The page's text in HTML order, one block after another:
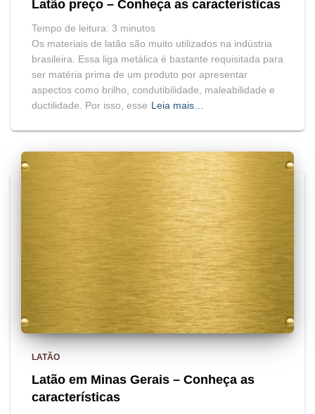
Latão preço – Conheça as características
Tempo de leitura: 3 minutos
Os materiais de latão são muito utilizados na indústria
brasileira. Essa liga metálica é bastante requisitada para
ser matéria prima de um produto por apresentar
aspectos como brilho, condutibilidade, maleabilidade e
ductilidade. Por isso, esse Leia mais…
LATÃO
Latão em Minas Gerais – Conheça as
características